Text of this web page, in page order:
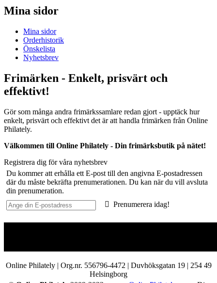
Mina sidor
Mina sidor
Orderhistorik
Önskelista
Nyhetsbrev
Frimärken - Enkelt, prisvärt och
effektivt!
Gör som många andra frimärkssamlare redan gjort - upptäck hur
enkelt, prisvärt och effektivt det är att handla frimärken från Online
Philately.
Välkommen till Online Philately - Din frimärksbutik på nätet!
Registrera dig för våra nyhetsbrev
Du kommer att erhålla ett E-post till den angivna E-postadressen
där du måste bekräfta prenumerationen. Du kan när du vill avsluta
din prenumeration.
Prenumerera idag!
Online Philately | Org.nr. 556796-4472 | Duvhöksgatan 19 | 254 49
Helsingborg